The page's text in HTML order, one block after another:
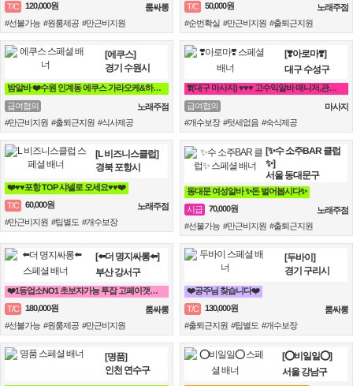
T/C
120,000원
룸싸롱
#선불가능 #원룸제공 #만근비지원
T/C
50,000원
노래주점
#순번확실 #만근비지원 #출퇴근지원
[에쿠스]
경기 수원시
밤알바 ❤️수원 인계동 에쿠스 가라오케&하이퍼블릭❤️
급여협의
노래주점
#만근비지원 #출퇴근지원 #식사제공
[❣️아로마❣️]
대구 수성구
❣️(대구 마사지) ♥♥♥ 고수익알바 매니저,관리사 급구 ♥♥♥❣️
급여협의
마사지
#개수보장 #텃세없음 #숙식제공
[L 비즈니스클럽]
경북 포항시
❤️♥♥포항 TOP 샤넬로 오세요♥♥❤️
T/C
60,000원
노래주점
#만근비지원 #팁별도 #개수보장
[✨수 소주BAR 클럽
✨]
서울 동대문구
동대문 여성알바 ✨돈 벌어봅시다✨
시급
70,000원
노래주점
#선불가능 #만근비지원 #출퇴근지원
[⬅️더 명지싸롱⬅️]
부산 강서구
❤️1등업소NO1 초보자가능 투잡 고페이갯수보장❤️
T/C
180,000원
룸싸롱
#선불가능 #원룸제공 #만근비지원
[두바이]
경기 구리시
❤️공주님 찾습니다❤️
T/C
130,000원
룸싸롱
#출퇴근지원 #팁별도 #개수보장
[명품]
인천 연수구
[⭕비일일⭕]
서울 강남구